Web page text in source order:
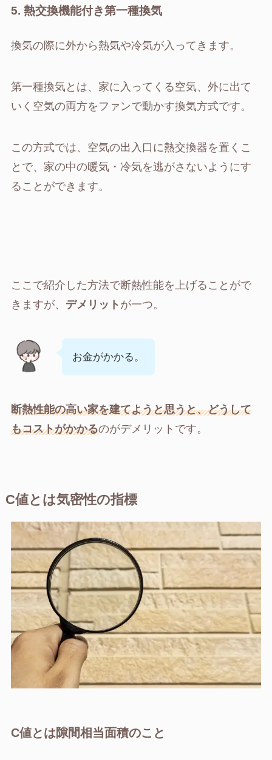
5. 熱交換機能付き第一種換気
換気の際に外から熱気や冷気が入ってきます。
第一種換気とは、家に入ってくる空気、外に出て
いく空気の両方をファンで動かす換気方式です。
この方式では、空気の出入口に熱交換器を置くこ
とで、家の中の暖気・冷気を逃がさないようにす
ることができます。
ここで紹介した方法で断熱性能を上げることがで
きますが、 デメリット が一つ。
お金がかかる。
断熱性能の高い家を建てようと思うと、どうして
もコストがかかるのがデメリットです。
C値とは気密性の指標
C値とは隙間相当面積のこと